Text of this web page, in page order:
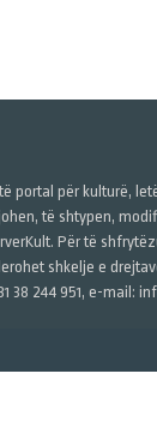
portal për kulturë,
të shtypen,
Për të
shkelje e
38 244 951, e-mail: